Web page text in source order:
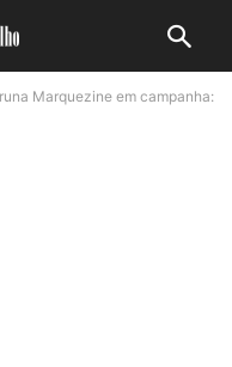
Marquezine em campanha: